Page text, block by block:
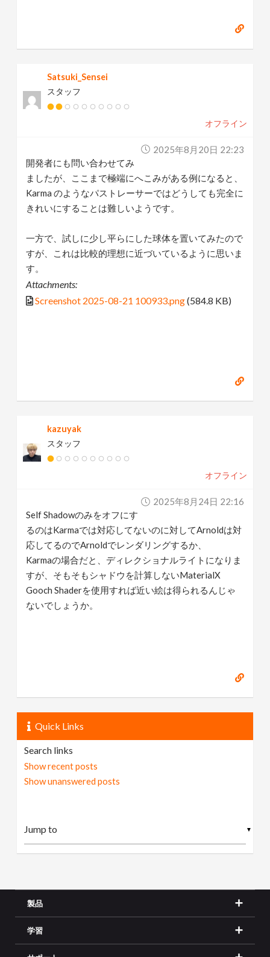
Satsuki_Sensei
スタッフ
オフライン
2025年8月20日 22:23
開発者にも問い合わせてみ
ましたが、ここまで極端にへこみがある例になると、
Karma のようなパストレーサーではどうしても完全に
きれいにすることは難しいようです。
一方で、試しに少し平らにした球体を置いてみたので
すが、これは比較的理想に近づいているように思いま
す。
Attachments:
Screenshot 2025-08-21 100933.png(584.8 KB)
kazuyak
スタッフ
オフライン
2025年8月24日 22:16
Self Shadowのみをオフにす
るのはKarmaでは対応してないのに対してArnoldは対
応してるのでArnoldでレンダリングするか、
Karmaの場合だと、ディレクショナルライトになりま
すが、そもそもシャドウを計算しないMaterialX
Gooch Shaderを使用すれば近い絵は得られるんじゃ
ないでしょうか。
Quick Links
Search links
Show recent posts
Show unanswered posts
▼
製品
学習